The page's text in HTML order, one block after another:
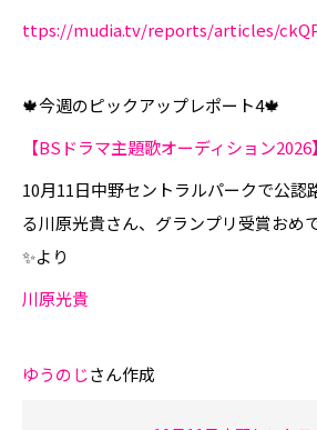
ttps://mudia.tv/reports/articles/
🍁今週のピックアップレポート4🍁
【BSドラマ主題歌オーディション2026】
10月11日中野セントラルパークで公認
る川原光貴さん、グランプリ受賞おめ
✨より
川原光貴
ゆうのじさん作成